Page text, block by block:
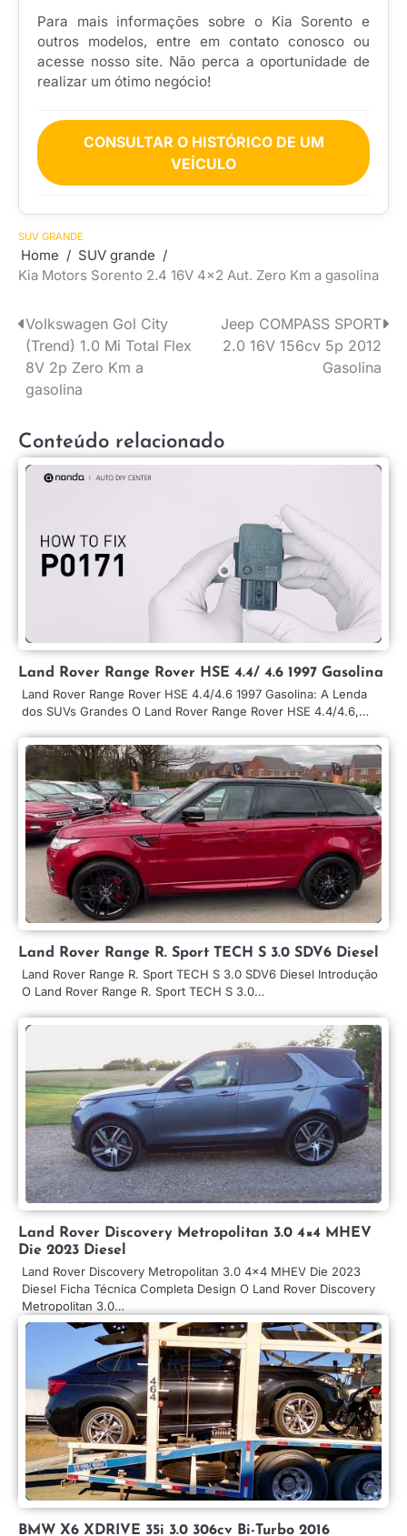
Para mais informações sobre o Kia Sorento e
outros modelos, entre em contato conosco ou
acesse nosso site. Não perca a oportunidade de
realizar um ótimo negócio!
CONSULTAR O HISTÓRICO DE UM
VEÍCULO
SUV GRANDE
Home
SUV grande
Kia Motors Sorento 2.4 16V 4×2 Aut. Zero Km a gasolina
Navegação
de
Post
Volkswagen Gol City
(Trend) 1.0 Mi Total Flex
8V 2p Zero Km a
gasolina
Jeep COMPASS SPORT
2.0 16V 156cv 5p 2012
Gasolina
Conteúdo relacionado
Land Rover Range Rover HSE 4.4/ 4.6 1997 Gasolina
Land Rover Range Rover HSE 4.4/4.6 1997 Gasolina: A Lenda
dos SUVs Grandes O Land Rover Range Rover HSE 4.4/4.6,…
Land Rover Range R. Sport TECH S 3.0 SDV6 Diesel
Land Rover Range R. Sport TECH S 3.0 SDV6 Diesel Introdução
O Land Rover Range R. Sport TECH S 3.0…
Land Rover Discovery Metropolitan 3.0 4×4 MHEV
Die 2023 Diesel
Land Rover Discovery Metropolitan 3.0 4×4 MHEV Die 2023
Diesel Ficha Técnica Completa Design O Land Rover Discovery
Metropolitan 3.0…
BMW X6 XDRIVE 35i 3.0 306cv Bi-Turbo 2016